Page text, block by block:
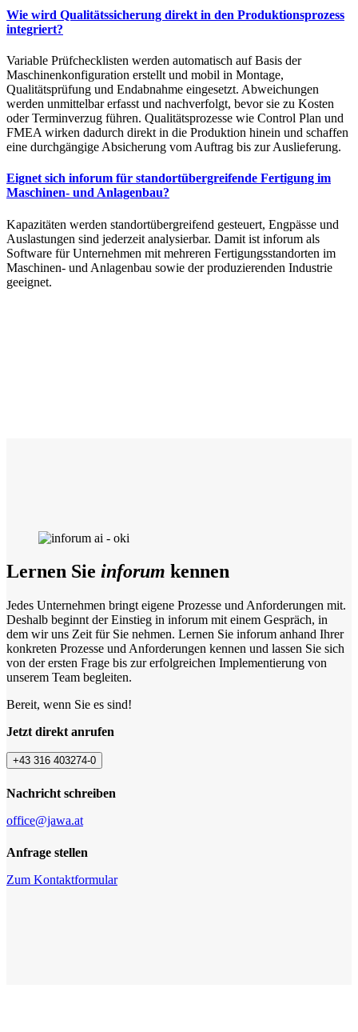
Wie wird Qualitätssicherung direkt in den Produktionsprozess
integriert?
Variable Prüfchecklisten werden automatisch auf Basis der
Maschinenkonfiguration erstellt und mobil in Montage,
Qualitätsprüfung und Endabnahme eingesetzt. Abweichungen
werden unmittelbar erfasst und nachverfolgt, bevor sie zu Kosten
oder Terminverzug führen. Qualitätsprozesse wie Control Plan und
FMEA wirken dadurch direkt in die Produktion hinein und schaffen
eine durchgängige Absicherung vom Auftrag bis zur Auslieferung.
Eignet sich inforum für standortübergreifende Fertigung im
Maschinen- und Anlagenbau?
Kapazitäten werden standortübergreifend gesteuert, Engpässe und
Auslastungen sind jederzeit analysierbar. Damit ist inforum als
Software für Unternehmen mit mehreren Fertigungsstandorten im
Maschinen- und Anlagenbau sowie der produzierenden Industrie
geeignet.
Lernen Sie inforum kennen
Jedes Unternehmen bringt eigene Prozesse und Anforderungen mit.
Deshalb beginnt der Einstieg in inforum mit einem Gespräch, in
dem wir uns Zeit für Sie nehmen. Lernen Sie inforum anhand Ihrer
konkreten Prozesse und Anforderungen kennen und lassen Sie sich
von der ersten Frage bis zur erfolgreichen Implementierung von
unserem Team begleiten.
Bereit, wenn Sie es sind!
Jetzt direkt anrufen
+43 316 403274-0
Nachricht schreiben
office@jawa.at
Anfrage stellen
Zum Kontaktformular